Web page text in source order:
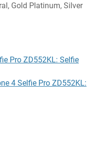
Gold Platinum, Silver
Pro ZD552KL: Selfie
4 Selfie Pro ZD552KL: